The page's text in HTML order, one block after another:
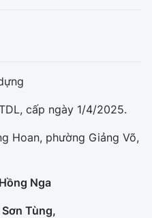
cấp ngày 1/4/2025.
Hoan, phường Giảng Võ,
Nga
Tùng,